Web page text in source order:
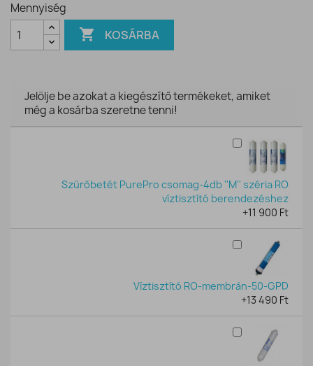
Mennyiség
 KOSÁRBA
Jelölje be azokat a kiegészítő termékeket, amiket
még a kosárba szeretne tenni!
Szűrőbetét PurePro csomag-4db ''M'' széria RO
víztisztító berendezéshez
+11 900 Ft
Víztisztító RO-membrán-50-GPD
+13 490 Ft